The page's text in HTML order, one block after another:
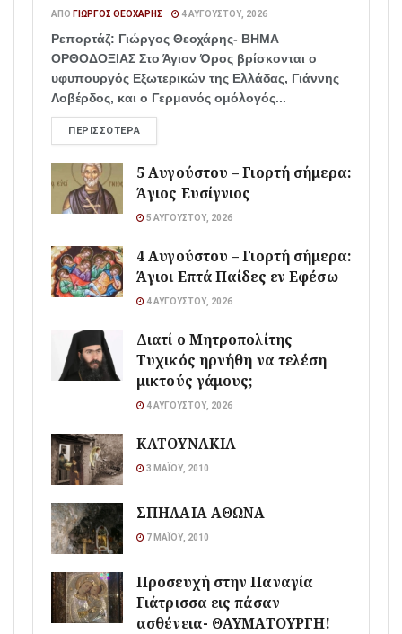
ΑΠΌ ΓΙΏΡΓΟΣ ΘΕΟΧΆΡΗΣ 4 ΑΥΓΟΎΣΤΟΥ, 2026
Ρεπορτάζ: Γιώργος Θεοχάρης- ΒΗΜΑ
ΟΡΘΟΔΟΞΙΑΣ Στο Άγιον Όρος βρίσκονται ο
υφυπουργός Εξωτερικών της Ελλάδας, Γιάννης
Λοβέρδος, και ο Γερμανός ομόλογός...
ΠΕΡΙΣΣΌΤΕΡΑ
5 Αυγούστου – Γιορτή σήμερα:
Άγιος Ευσίγνιος
5 ΑΥΓΟΎΣΤΟΥ, 2026
4 Αυγούστου – Γιορτή σήμερα:
Άγιοι Επτά Παίδες εν Εφέσω
4 ΑΥΓΟΎΣΤΟΥ, 2026
Διατί ο Μητροπολίτης
Τυχικός ηρνήθη να τελέση
μικτούς γάμους;
4 ΑΥΓΟΎΣΤΟΥ, 2026
ΚΑΤΟΥΝΑΚΙΑ
3 ΜΑΪ́ΟΥ, 2010
ΣΠΗΛΑΙΑ ΑΘΩΝΑ
7 ΜΑΪ́ΟΥ, 2010
Προσευχή στην Παναγία
Γιάτρισσα εις πάσαν
ασθένεια- ΘΑΥΜΑΤΟΥΡΓΗ!